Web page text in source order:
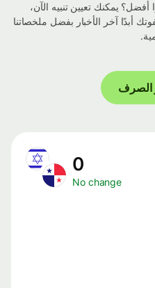
يمكنك تعيين تنبيه الآن،
آخر الأخبار بفضل ملخصاتنا
No change